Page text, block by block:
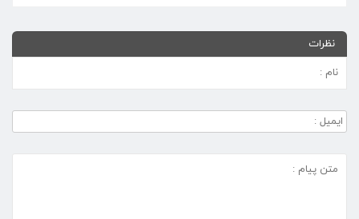
نظرات